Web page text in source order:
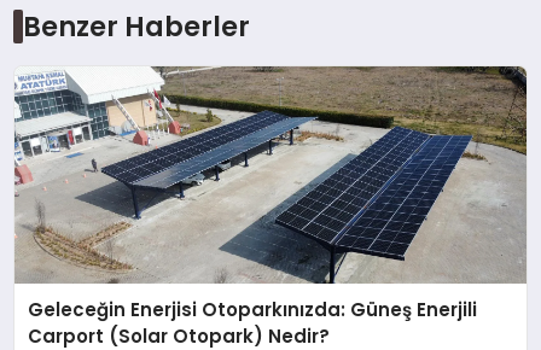
Benzer Haberler
Geleceğin Enerjisi Otoparkınızda: Güneş Enerjili
Carport (Solar Otopark) Nedir?